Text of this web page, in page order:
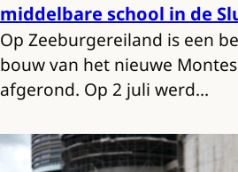
middelbare school in de
Op Zeeburgereiland is een
bouw van het nieuwe
afgerond. Op 2 juli werd…